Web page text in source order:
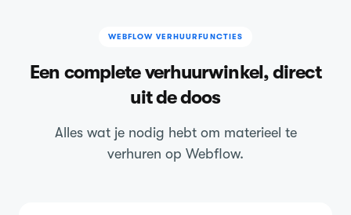
WEBFLOW VERHUURFUNCTIES
Een complete verhuurwinkel, direct
uit de doos
Alles wat je nodig hebt om materieel te
verhuren op Webflow.